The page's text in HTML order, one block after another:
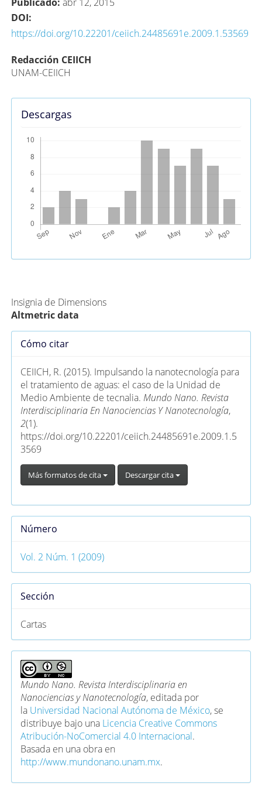
DOI:
https://doi.org/10.22201/ceiich.24485691e.2009.1.53569
Contenido
principal
del
artículo
Redacción CEIICH
UNAM-CEIICH
Descargas
Insignia de Dimensions
Altmetric data
Detalles
artículo
Cómo citar
CEIICH, R. (2015). Impulsando la nanotecnología para
el tratamiento de aguas: el caso de la Unidad de
Medio Ambiente de tecnalia. Mundo Nano. Revista
Interdisciplinaria En Nanociencias Y Nanotecnología,
2(1).
https://doi.org/10.22201/ceiich.24485691e.2009.1.5
3569
Más formatos de cita Descargar cita
Número
Vol. 2 Núm. 1 (2009)
Sección
Cartas
Mundo Nano. Revista Interdisciplinaria en
Nanociencias y Nanotecnología, editada por
la Universidad Nacional Autónoma de México, se
distribuye bajo una Licencia Creative Commons
Atribución-NoComercial 4.0 Internacional.
Basada en una obra en
http://www.mundonano.unam.mx.